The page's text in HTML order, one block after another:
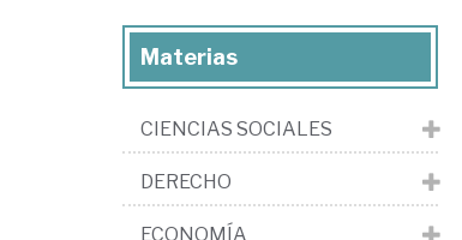
Materias
CIENCIAS SOCIALES
DERECHO
ECONOMÍA